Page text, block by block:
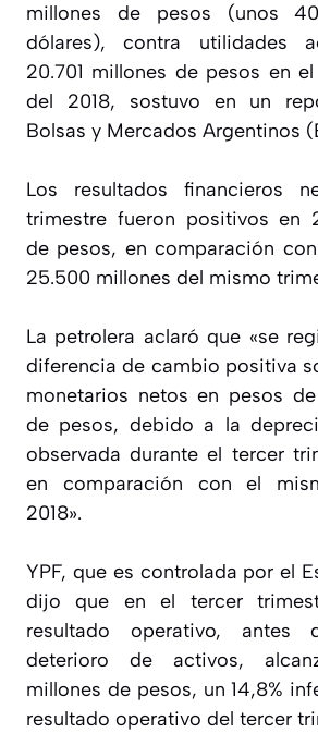
millones de pesos (unos
dólares), contra utilidades
20.701 millones de pesos en
del 2018, sostuvo en un
Bolsas y Mercados Argentinos
Los resultados financieros
trimestre fueron positivos en
de pesos, en comparación
25.500 millones del mismo
La petrolera aclaró que «se
diferencia de cambio positiva
monetarios netos en pesos
de pesos, debido a la
observada durante el tercer
en comparación con el
2018».
YPF, que es controlada por el
dijo que en el tercer
resultado operativo,
deterioro de activos,
millones de pesos, un 14,8%
resultado operativo del tercer